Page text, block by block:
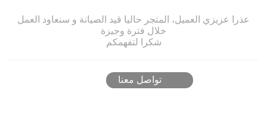
عذرا عزيزي العميل، المتجر حاليا قيد الصيانة و سنعاود العمل
خلال فترة وجيزة
شكرا لتفهمكم
تواصل معنا